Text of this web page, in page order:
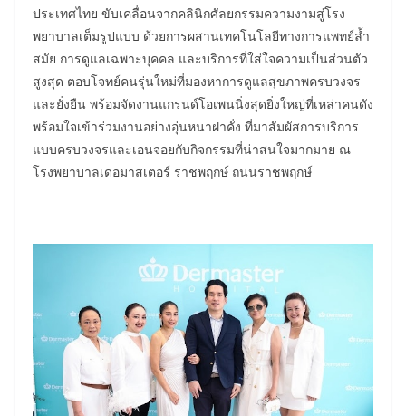
ประเทศไทย ขับเคลื่อนจากคลินิกศัลยกรรมความงามสู่โรง
พยาบาลเต็มรูปแบบ ด้วยการผสานเทคโนโลยีทางการแพทย์ล้ำ
สมัย การดูแลเฉพาะบุคคล และบริการที่ใส่ใจความเป็นส่วนตัว
สูงสุด ตอบโจทย์คนรุ่นใหม่ที่มองหาการดูแลสุขภาพครบวงจร
และยั่งยืน พร้อมจัดงานแกรนด์โอเพนนิ่งสุดยิ่งใหญ่ที่เหล่าคนดัง
พร้อมใจเข้าร่วมงานอย่างอุ่นหนาฝาคั่ง ที่มาสัมผัสการบริการ
แบบครบวงจรและเอนจอยกับกิจกรรมที่น่าสนใจมากมาย ณ
โรงพยาบาลเดอมาสเตอร์ ราชพฤกษ์ ถนนราชพฤกษ์